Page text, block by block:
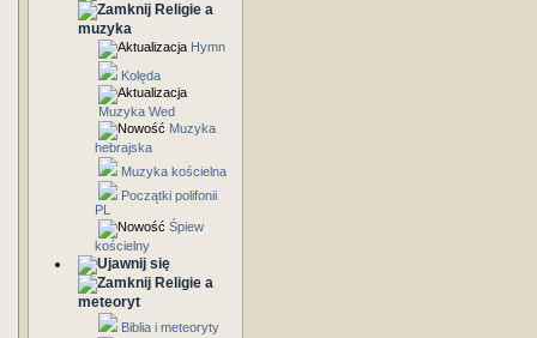
Religie a
muzyka
Hymn
Kolęda
Muzyka Wed
Muzyka
hebrajska
Muzyka kościelna
Początki polifonii
PL
Śpiew
kościelny
Religie a
meteoryt
Biblia i meteoryty